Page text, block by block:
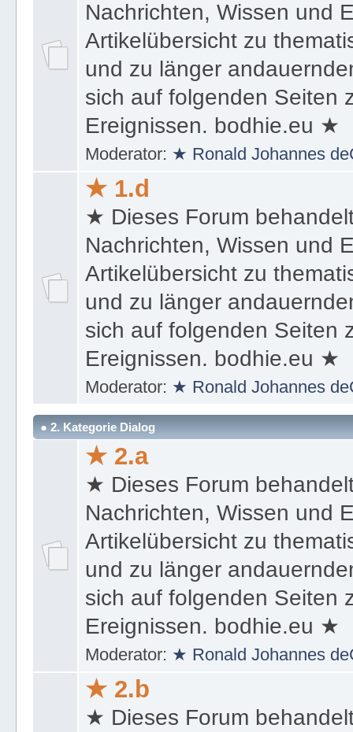
Nachrichten, Wissen und
Artikelübersicht zu
und zu länger
sich auf folgenden Seiten
Ereignissen. bodhie.eu ★
Moderator: ★ Ronald Johannes
★ 1.d
★ Dieses Forum
Nachrichten, Wissen und
Artikelübersicht zu
und zu länger
sich auf folgenden Seiten
Ereignissen. bodhie.eu ★
Moderator: ★ Ronald Johannes
● 2. Kategorie Dialog
★ 2.a
★ Dieses Forum
Nachrichten, Wissen und
Artikelübersicht zu
und zu länger
sich auf folgenden Seiten
Ereignissen. bodhie.eu ★
Moderator: ★ Ronald Johannes
★ 2.b
★ Dieses Forum